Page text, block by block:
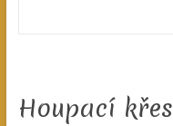
Houpací